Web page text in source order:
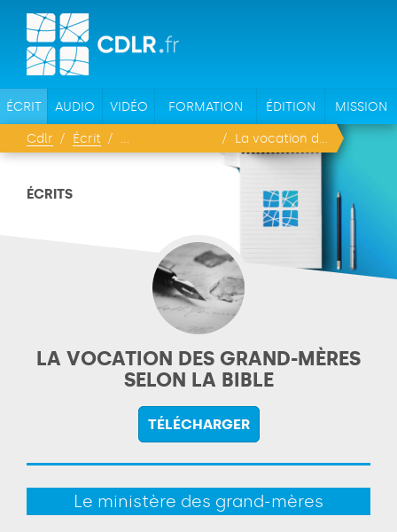
ÉCRIT AUDIO VIDÉO FORMATION ÉDITION MISSION
Cdlr Écrit La vocation des grand-mères selon la Bible
ÉCRITS
LA VOCATION DES GRAND-MÈRES
SELON LA BIBLE
TÉLÉCHARGER
Le ministère des grand-mères